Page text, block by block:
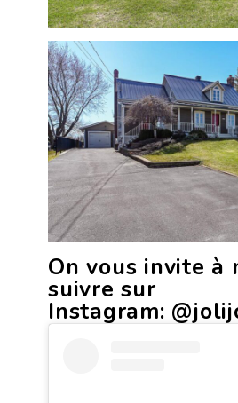
On vous invite à
suivre sur
Instagram: